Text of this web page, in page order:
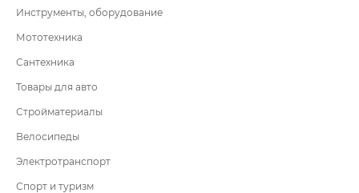
Инструменты, оборудование
Мототехника
Сантехника
Товары для авто
Стройматериалы
Велосипеды
Электротранспорт
Спорт и туризм